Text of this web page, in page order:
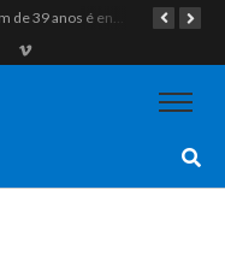
Homem de 39 anos é encontrado morto a tiros ao lado de motocicleta às margens da BR-226 em Janduís